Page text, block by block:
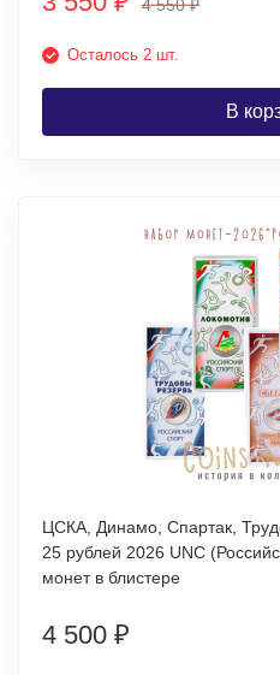
4 550₽
Осталось 2 шт.
В
ЦСКА, Динамо, Спартак,
25 рублей 2026 UNC
монет в блистере
4 500 ₽